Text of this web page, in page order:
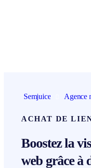
Semjuice
ACHAT DE
Boostez la
web grâce à